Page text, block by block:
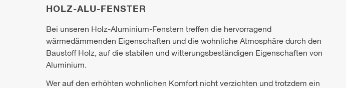
HOLZ-ALU-FENSTER
Bei unseren Holz-Aluminium-Fenstern treffen die hervorragend
wärmedämmenden Eigenschaften und die wohnliche Atmosphäre durch den
Baustoff Holz, auf die stabilen und witterungsbeständigen Eigenschaften von
Aluminium.
Wer auf den erhöhten wohnlichen Komfort nicht verzichten und trotzdem ein